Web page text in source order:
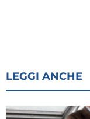
LEGGI ANCHE